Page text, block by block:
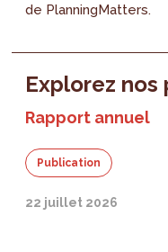
de PlanningMatters.
Explorez nos
Rapport annuel
Publication
22 juillet 2026